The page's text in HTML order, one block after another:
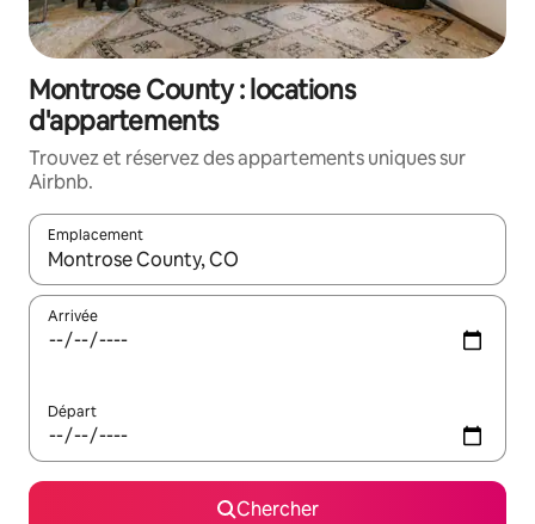
Montrose County : locations
d'appartements
Trouvez et réservez des appartements uniques sur
Airbnb.
Emplacement
Quand les résultats sont affichés, parcourez-les en utilisant
Arrivée
Départ
Chercher